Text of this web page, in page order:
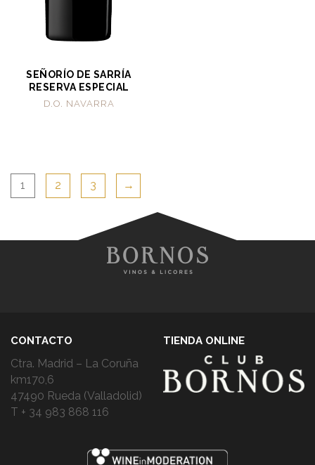
SEÑORÍO DE SARRÍA
RESERVA ESPECIAL
D.O. NAVARRA
1 2 3 →
CONTACTO
Ctra. Madrid – La Coruña
km170,6
47490 Rueda (Valladolid)
T + 34 983 868 116
TIENDA ONLINE